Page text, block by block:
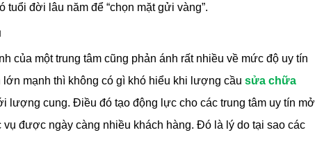
đời lâu năm để “chọn mặt gửi vàng”.
của một trung tâm cũng phản ánh rất nhiều về mức độ uy tín
lớn mạnh thì không có gì khó hiểu khi lượng cầu sửa chữa
lượng cung. Điều đó tạo động lực cho các trung tâm uy tín mở
được ngày càng nhiều khách hàng. Đó là lý do tại sao các